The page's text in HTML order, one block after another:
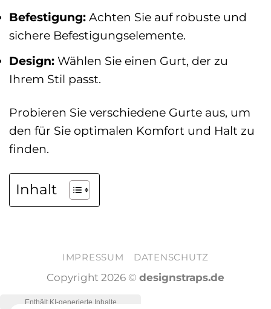
Befestigung: Achten Sie auf robuste und
sichere Befestigungselemente.
Design: Wählen Sie einen Gurt, der zu
Ihrem Stil passt.
Probieren Sie verschiedene Gurte aus, um
den für Sie optimalen Komfort und Halt zu
finden.
Inhalt
IMPRESSUM DATENSCHUTZ
Copyright 2026 © designstraps.de